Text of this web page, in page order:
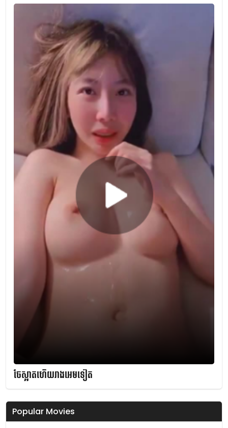
ចែស្អាតហើយរាងអេមទៀត
Popular Movies